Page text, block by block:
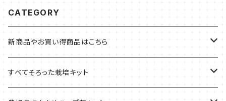
CATEGORY
新商品やお買い得商品はこちら
今イチオシの商品
すべてそろった栽培キット